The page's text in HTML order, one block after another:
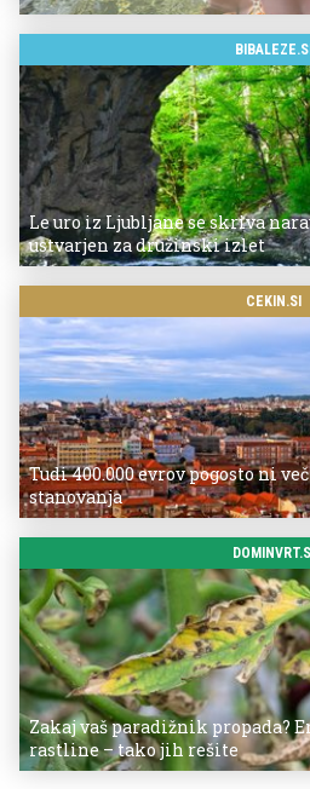
Le uro iz Ljubljane se skriva
ustvarjen za družinski izlet
CEKIN.SI
Tudi 400.000 evrov pogosto ni
stanovanja
DOMINVRT.SI
Zakaj vaš paradižnik propada?
rastline – tako jih rešite